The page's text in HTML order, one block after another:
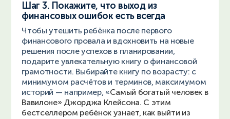
Шаг 3. Покажите, что выход из
финансовых ошибок есть всегда
Чтобы утешить ребёнка после первого
финансового провала и вдохновить на новые
решения после успехов в планировании,
подарите увлекательную книгу о финансовой
грамотности. Выбирайте книгу по возрасту: с
минимумом расчётов и терминов, максимумом
историй — например, «Самый богатый человек в
Вавилоне» Джорджа Клейсона. С этим
бестселлером ребёнок узнает, как выйти из